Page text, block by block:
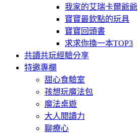
我家的艾瑞卡爾爺爺
寶寶最欽點的玩具
寶寶回頭書
求求你換一本TOP3
共讀共玩經驗分享
特邀專欄
甜心食驗室
孩想玩魔法包
魔法桌遊
大人閱讀力
聊療心